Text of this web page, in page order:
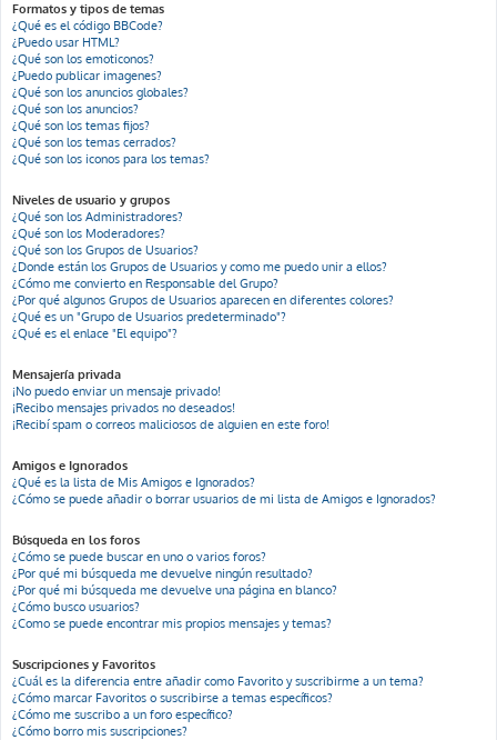
Formatos y tipos de temas
¿Qué es el código BBCode?
¿Puedo usar HTML?
¿Qué son los emoticonos?
¿Puedo publicar imagenes?
¿Qué son los anuncios globales?
¿Qué son los anuncios?
¿Qué son los temas fijos?
¿Qué son los temas cerrados?
¿Qué son los iconos para los temas?
Niveles de usuario y grupos
¿Qué son los Administradores?
¿Qué son los Moderadores?
¿Qué son los Grupos de Usuarios?
¿Donde están los Grupos de Usuarios y como me puedo unir a ellos?
¿Cómo me convierto en Responsable del Grupo?
¿Por qué algunos Grupos de Usuarios aparecen en diferentes colores?
¿Qué es un "Grupo de Usuarios predeterminado"?
¿Qué es el enlace "El equipo"?
Mensajería privada
¡No puedo enviar un mensaje privado!
¡Recibo mensajes privados no deseados!
¡Recibí spam o correos maliciosos de alguien en este foro!
Amigos e Ignorados
¿Qué es la lista de Mis Amigos e Ignorados?
¿Cómo se puede añadir o borrar usuarios de mi lista de Amigos e Ignorados?
Búsqueda en los foros
¿Cómo se puede buscar en uno o varios foros?
¿Por qué mi búsqueda me devuelve ningún resultado?
¿Por qué mi búsqueda me devuelve una página en blanco?
¿Cómo busco usuarios?
¿Como se puede encontrar mis propios mensajes y temas?
Suscripciones y Favoritos
¿Cuál es la diferencia entre añadir como Favorito y suscribirme a un tema?
¿Cómo marcar Favoritos o suscribirse a temas específicos?
¿Cómo me suscribo a un foro específico?
¿Cómo borro mis suscripciones?